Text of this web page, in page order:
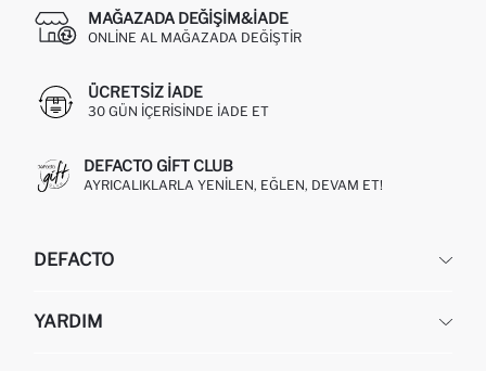
MAĞAZADA DEĞIŞIM&İADE
ONLINE AL MAĞAZADA DEĞIŞTIR
ÜCRETSIZ IADE
30 GÜN IÇERISINDE IADE ET
DEFACTO GIFT CLUB
AYRICALIKLARLA YENILEN, EĞLEN, DEVAM ET!
DEFACTO
HAKKIMIZDA
YARDIM